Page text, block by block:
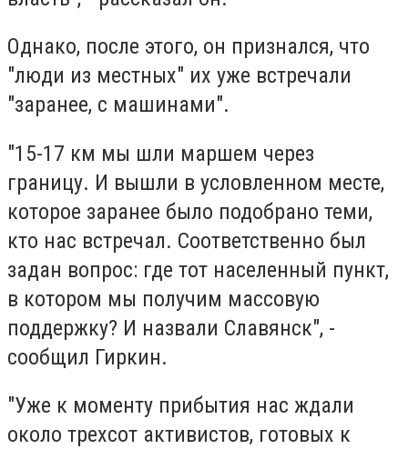
Однако, после этого, он признался, что
"люди из местных" их уже встречали
"заранее, с машинами".
"15-17 км мы шли маршем через
границу. И вышли в условленном месте,
которое заранее было подобрано теми,
кто нас встречал. Соответственно был
задан вопрос: где тот населенный пункт,
в котором мы получим массовую
поддержку? И назвали Славянск", -
сообщил Гиркин.
"Уже к моменту прибытия нас ждали
около трехсот активистов, готовых к